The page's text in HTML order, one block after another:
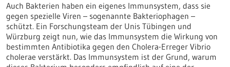
Auch Bakterien haben ein eigenes Immunsystem, dass sie
gegen spezielle Viren – sogenannte Bakteriophagen –
schützt. Ein Forschungsteam der Unis Tübingen und
Würzburg zeigt nun, wie das Immunsystem die Wirkung von
bestimmten Antibiotika gegen den Cholera-Erreger Vibrio
cholerae verstärkt. Das Immunsystem ist der Grund, warum